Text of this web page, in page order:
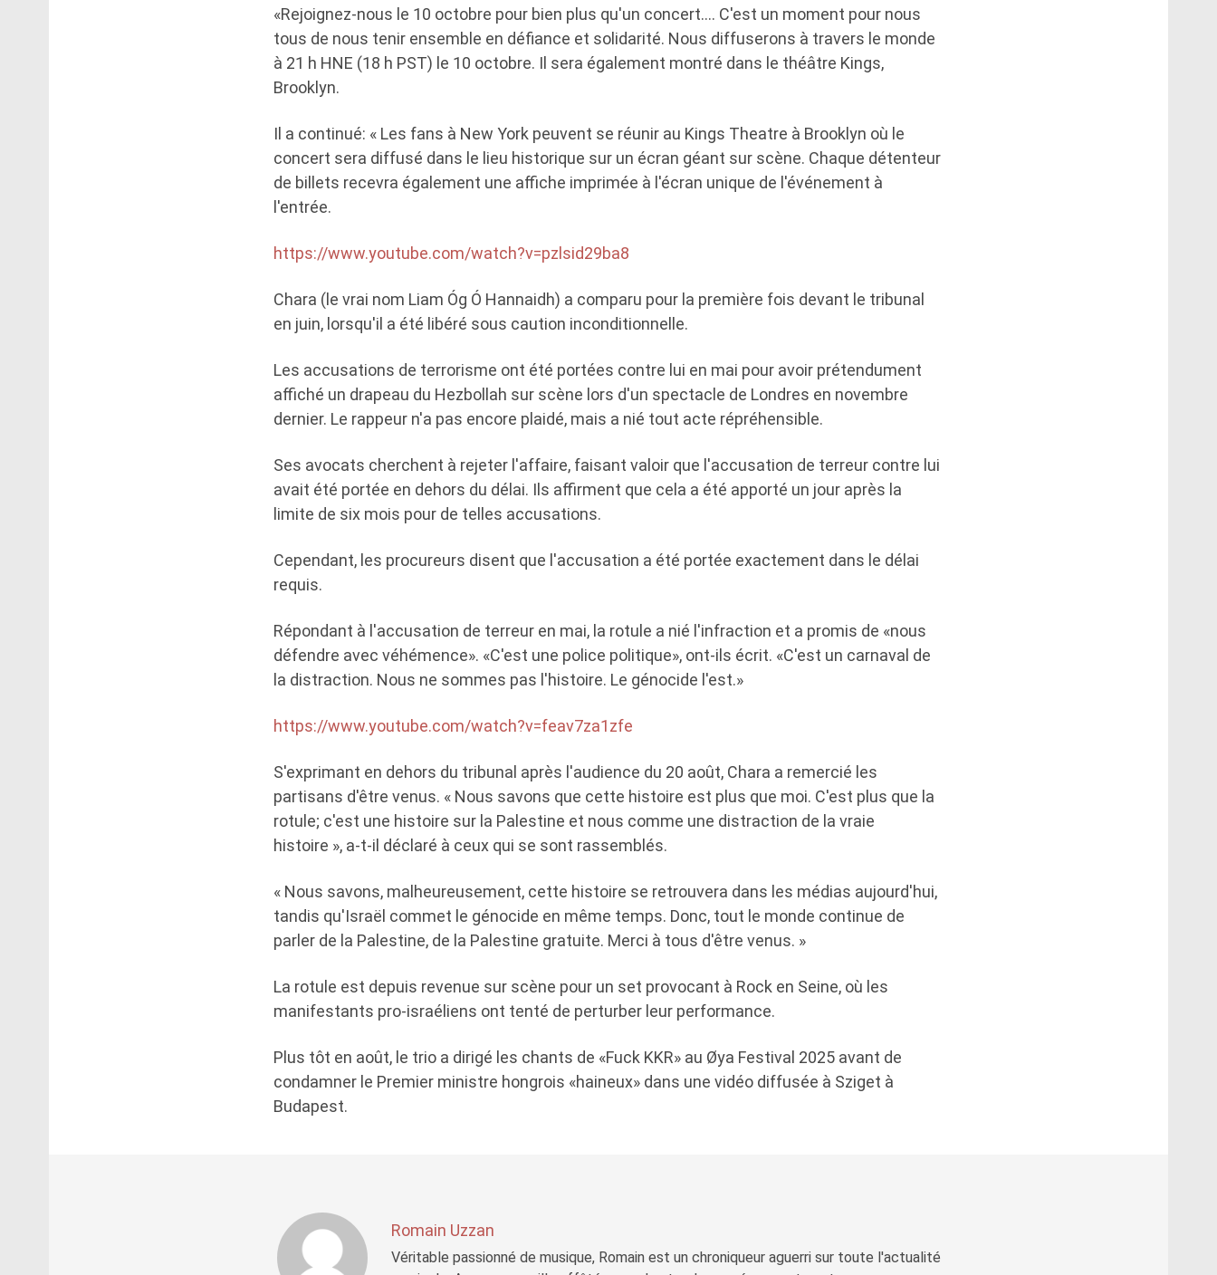
«Rejoignez-nous le 10 octobre pour bien plus qu'un concert…. C'est un moment pour nous
tous de nous tenir ensemble en défiance et solidarité. Nous diffuserons à travers le monde
à 21 h HNE (18 h PST) le 10 octobre. Il sera également montré dans le théâtre Kings,
Brooklyn.
Il a continué: « Les fans à New York peuvent se réunir au Kings Theatre à Brooklyn où le
concert sera diffusé dans le lieu historique sur un écran géant sur scène. Chaque détenteur
de billets recevra également une affiche imprimée à l'écran unique de l'événement à
l'entrée.
https://www.youtube.com/watch?v=pzlsid29ba8
Chara (le vrai nom Liam Óg Ó Hannaidh) a comparu pour la première fois devant le tribunal
en juin, lorsqu'il a été libéré sous caution inconditionnelle.
Les accusations de terrorisme ont été portées contre lui en mai pour avoir prétendument
affiché un drapeau du Hezbollah sur scène lors d'un spectacle de Londres en novembre
dernier. Le rappeur n'a pas encore plaidé, mais a nié tout acte répréhensible.
Ses avocats cherchent à rejeter l'affaire, faisant valoir que l'accusation de terreur contre lui
avait été portée en dehors du délai. Ils affirment que cela a été apporté un jour après la
limite de six mois pour de telles accusations.
Cependant, les procureurs disent que l'accusation a été portée exactement dans le délai
requis.
Répondant à l'accusation de terreur en mai, la rotule a nié l'infraction et a promis de «nous
défendre avec véhémence». «C'est une police politique», ont-ils écrit. «C'est un carnaval de
la distraction. Nous ne sommes pas l'histoire. Le génocide l'est.»
https://www.youtube.com/watch?v=feav7za1zfe
S'exprimant en dehors du tribunal après l'audience du 20 août, Chara a remercié les
partisans d'être venus. « Nous savons que cette histoire est plus que moi. C'est plus que la
rotule; c'est une histoire sur la Palestine et nous comme une distraction de la vraie
histoire », a-t-il déclaré à ceux qui se sont rassemblés.
« Nous savons, malheureusement, cette histoire se retrouvera dans les médias aujourd'hui,
tandis qu'Israël commet le génocide en même temps. Donc, tout le monde continue de
parler de la Palestine, de la Palestine gratuite. Merci à tous d'être venus. »
La rotule est depuis revenue sur scène pour un set provocant à Rock en Seine, où les
manifestants pro-israéliens ont tenté de perturber leur performance.
Plus tôt en août, le trio a dirigé les chants de «Fuck KKR» au Øya Festival 2025 avant de
condamner le Premier ministre hongrois «haineux» dans une vidéo diffusée à Sziget à
Budapest.
Romain Uzzan
Véritable passionné de musique, Romain est un chroniqueur aguerri sur toute l'actualité